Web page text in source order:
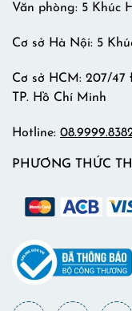
Văn phòng: 5 Khúc
Cơ sở Hà Nội: 5
Cơ sở HCM: 207/
TP. Hồ Chí Minh
Hotline:
PHƯƠNG THỨC